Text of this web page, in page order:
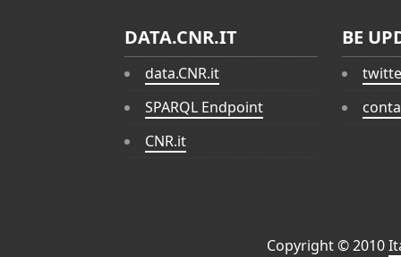
DATA.CNR.IT
data.CNR.it
SPARQL Endpoint
CNR.it
BE
Copyright © 2010